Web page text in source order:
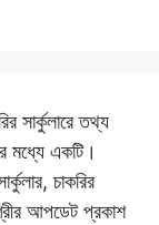
সার্কুলারে তথ্য
মধ্যে একটি।
চাকরির
আপডেট প্রকাশ